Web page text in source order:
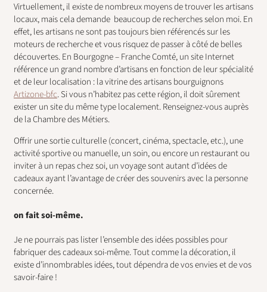
Virtuellement, il existe de nombreux moyens de trouver les artisans
locaux, mais cela demande beaucoup de recherches selon moi. En
effet, les artisans ne sont pas toujours bien référencés sur les
moteurs de recherche et vous risquez de passer à côté de belles
découvertes. En Bourgogne – Franche Comté, un site Internet
référence un grand nombre d’artisans en fonction de leur spécialité
et de leur localisation : la vitrine des artisans bourguignons
Artizone-bfc. Si vous n’habitez pas cette région, il doit sûrement
exister un site du même type localement. Renseignez-vous auprès
de la Chambre des Métiers.
Offrir une sortie culturelle (concert, cinéma, spectacle, etc.), une
activité sportive ou manuelle, un soin, ou encore un restaurant ou
inviter à un repas chez soi, un voyage sont autant d’idées de
cadeaux ayant l’avantage de créer des souvenirs avec la personne
concernée.
on fait soi-même.
Je ne pourrais pas lister l’ensemble des idées possibles pour
fabriquer des cadeaux soi-même. Tout comme la décoration, il
existe d’innombrables idées, tout dépendra de vos envies et de vos
savoir-faire !